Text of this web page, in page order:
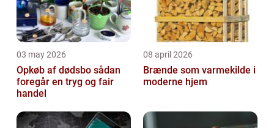
03 may 2026
Opkøb af dødsbo sådan
foregår en tryg og fair
handel
08 april 2026
Brænde som varmekilde i
moderne hjem